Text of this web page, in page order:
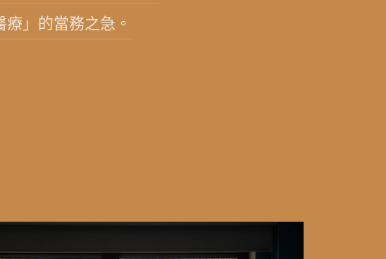
」的當務之急。